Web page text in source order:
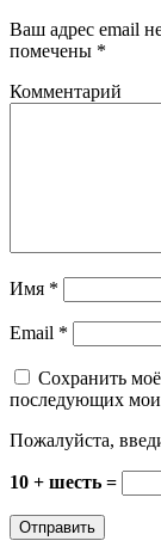
Ваш адрес email
помечены *
Комментарий
Имя *
Email *
Сохранить
последующих
Пожалуйста,
10 + шесть =